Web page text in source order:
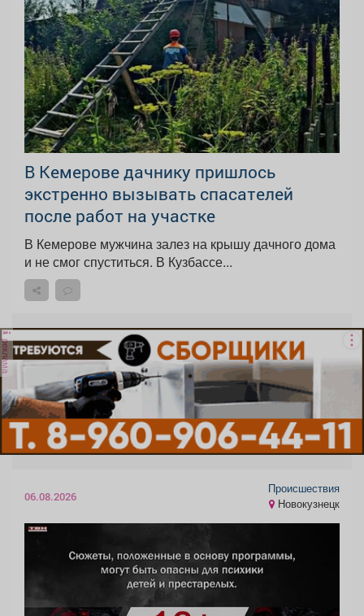
В Кемерове дачнику пришлось
экстренно вызывать спасателей
после работ на участке
В Кемерове мужчина залез на крышу дачного дома
и не смог спуститься. В Кузбассе...
реклама
06.08.2026
Происшествия
Новокузнецк